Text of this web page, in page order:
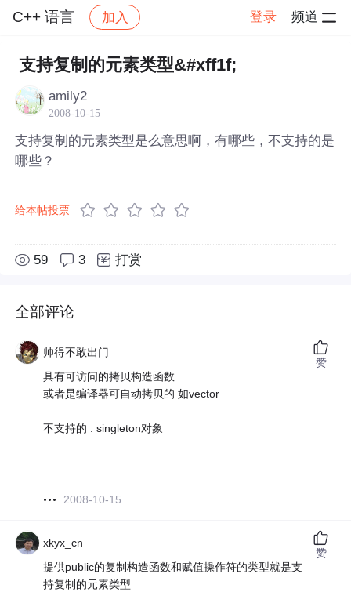
C++ 语言 加入 登录 频道
社区 C++ 语言 帖子详情
支持复制的元素类型&#xff1f;
amily2
2008-10-15
支持复制的元素类型是么意思啊，有哪些，不支持的是
哪些？
给本帖投票
59 3 打赏
全部评论
帅得不敢出门
具有可访问的拷贝构造函数
或者是编译器可自动拷贝的 如vector
不支持的 : singleton对象
2008-10-15
赞
xkyx_cn
提供public的复制构造函数和赋值操作符的类型就是支
持复制的元素类型
赞